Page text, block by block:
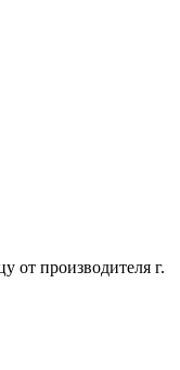
от производителя г.